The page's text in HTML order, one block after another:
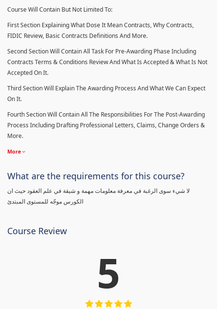
Course Will Contain But Not Limited To:
First Section Explaining What Dose It Mean Contracts, Why Contracts,
FIDIC Review, Basic Contracts Definitions And More.
Second Section Will Contain All Task For Pre-Awarding Phase Including
Contracts Terms & Conditions Review And What Is Accepted & What Is Not
Accepted On It.
Third Section Will Explain The Awarding Process And What We Can Expect
On It.
Fourth Section Will Contain All The Responsibilities For The Post-Awarding
Process Including Drafting Professional Letters, Claims, Change Orders &
More.
More
What are the requirements for this course?
لا شيء سوى الرغبة في معرفة معلومات مهمة و شيقة في علم العقود حيث ان
الكورس موجّه للمستوى المبتدئ
Course Review
5